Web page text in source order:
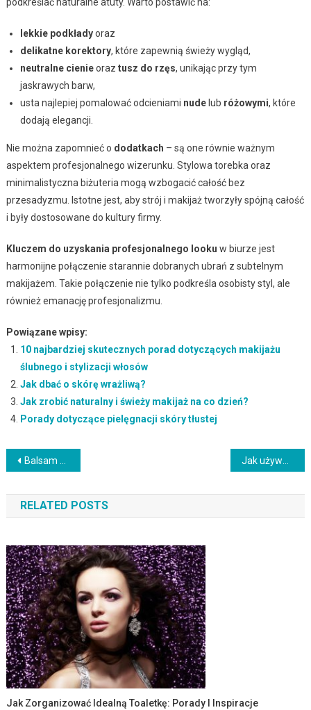
lekkie podkładyoraz
delikatne korektory, które zapewnią świeży wygląd,
neutralne cienieoraz tusz do rzęs, unikając przy tym
jaskrawych barw,
usta najlepiej pomalować odcieniami nudelub różowymi, które
dodają elegancji.
Nie można zapomnieć o dodatkach – są one równie ważnym
aspektem profesjonalnego wizerunku. Stylowa torebka oraz
minimalistyczna biżuteria mogą wzbogacić całość bez
przesadyzmu. Istotne jest, aby strój i makijaż tworzyły spójną całość
i były dostosowane do kultury firmy.
Kluczem do uzyskania profesjonalnego looku w biurze jest
harmonijne połączenie starannie dobranych ubrań z subtelnym
makijażem. Takie połączenie nie tylko podkreśla osobisty styl, ale
również emanację profesjonalizmu.
Powiązane wpisy:
10 najbardziej skutecznych porad dotyczących makijażu
ślubnego i stylizacji włosów
Jak dbać o skórę wrażliwą?
Jak zrobić naturalny i świeży makijaż na co dzień?
Porady dotyczące pielęgnacji skóry tłustej
Nawigacja
wpisu
Balsam do opalania SPF 50 – jak skutecznie chronić skórę?
RELATED POSTS
Jak Zorganizować Idealną Toaletkę: Porady I Inspiracje